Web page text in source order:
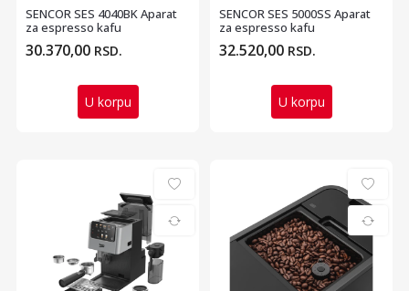
SENCOR SES 4040BK Aparat
za espresso kafu
30.370,00 RSD.
U korpu
SENCOR SES 5000SS Aparat
za espresso kafu
32.520,00 RSD.
U korpu